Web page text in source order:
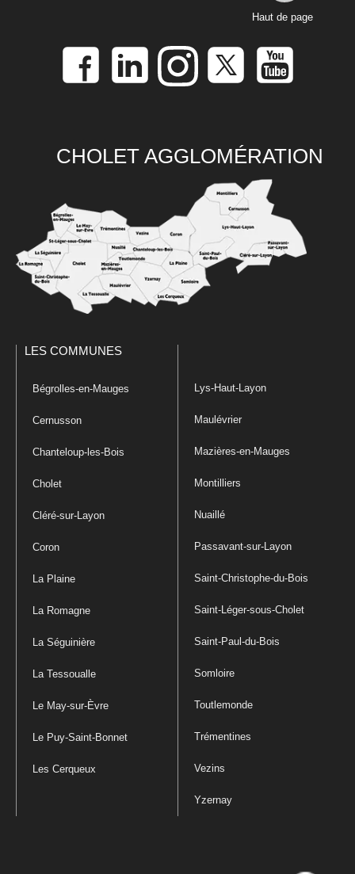
Haut de page
CHOLET AGGLOMÉRATION
LES COMMUNES
Bégrolles-en-Mauges
Cernusson
Chanteloup-les-Bois
Cholet
Cléré-sur-Layon
Coron
La Plaine
La Romagne
La Séguinière
La Tessoualle
Le May-sur-Èvre
Le Puy-Saint-Bonnet
Les Cerqueux
Lys-Haut-Layon
Maulévrier
Mazières-en-Mauges
Montilliers
Nuaillé
Passavant-sur-Layon
Saint-Christophe-du-Bois
Saint-Léger-sous-Cholet
Saint-Paul-du-Bois
Somloire
Toutlemonde
Trémentines
Vezins
Yzernay